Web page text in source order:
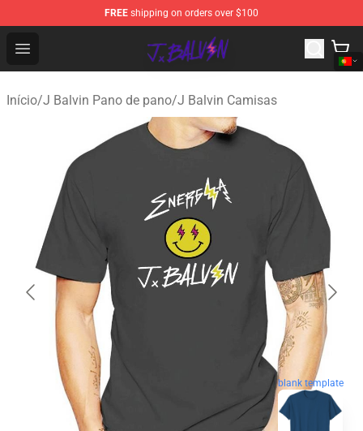
FREE shipping on orders over $100
Open menu
J Balvin Store - Official J Balvin Merchandise Shop
Início/J Balvin Pano de pano/J Balvin Camisas
blank template